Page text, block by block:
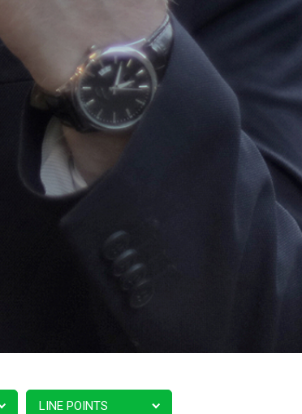
LINE POINTS